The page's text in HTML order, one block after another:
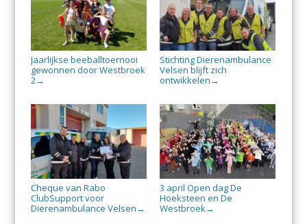
Jaarlijkse beeballtoernooi
gewonnen door Westbroek
2→
Stichting Dierenambulance
Velsen blijft zich
ontwikkelen →
Cheque van Rabo
ClubSupport voor
Dierenambulance Velsen →
3 april Open dag De
Hoeksteen en De
Westbroek→